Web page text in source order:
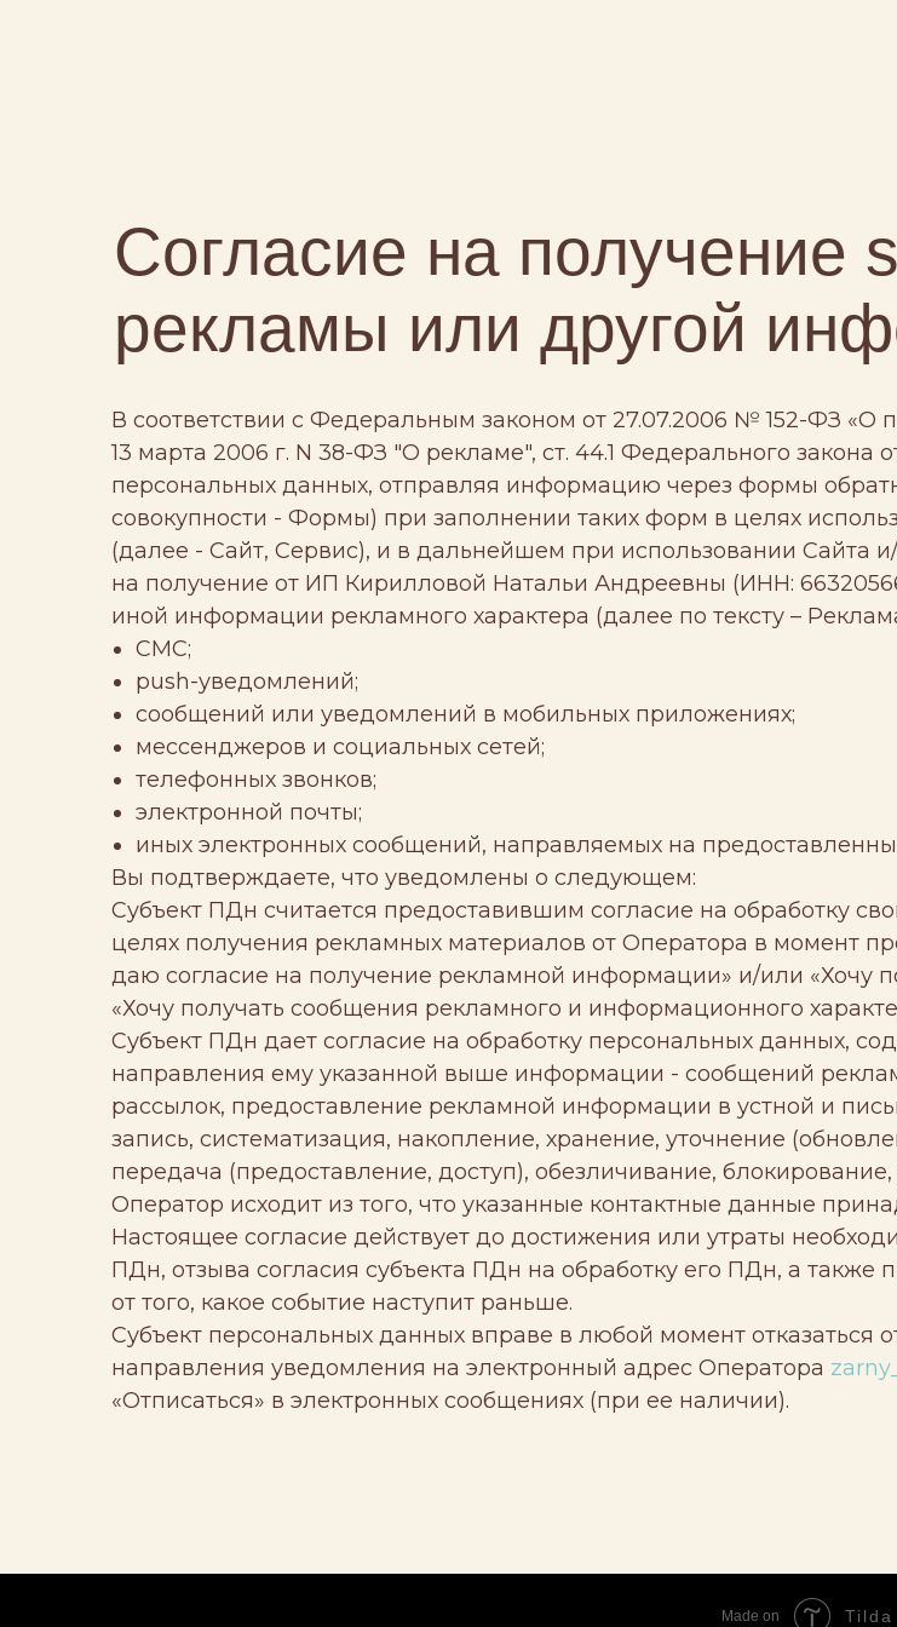
Согласие на получение
рекламы или другой
В соответствии с Федеральным законом от 27.07.2006 № 152-ФЗ «О
13 марта 2006 г. N 38-ФЗ "О рекламе", ст. 44.1 Федерального закона
персональных данных, отправляя информацию через формы
совокупности - Формы) при заполнении таких форм в целях
(далее - Сайт, Сервис), и в дальнейшем при использовании Сайта
на получение от ИП Кирилловой Натальи Андреевны (ИНН:
иной информации рекламного характера (далее по тексту –
СМС;
push-уведомлений;
сообщений или уведомлений в мобильных приложениях;
мессенджеров и социальных сетей;
телефонных звонков;
электронной почты;
иных электронных сообщений, направляемых на
Вы подтверждаете, что уведомлены о следующем:
Субъект ПДн считается предоставившим согласие на обработку
целях получения рекламных материалов от Оператора в момент
даю согласие на получение рекламной информации» и/или «Хочу
«Хочу получать сообщения рекламного и информационного
Субъект ПДн дает согласие на обработку персональных данных,
направления ему указанной выше информации - сообщений
рассылок, предоставление рекламной информации в устной и
запись, систематизация, накопление, хранение, уточнение
передача (предоставление, доступ), обезличивание,
Оператор исходит из того, что указанные контактные данные
Настоящее согласие действует до достижения или утраты
ПДн, отзыва согласия субъекта ПДн на обработку его ПДн, а
от того, какое событие наступит раньше.
Субъект персональных данных вправе в любой момент отказаться
направления уведомления на электронный адрес Оператора
«Отписаться» в электронных сообщениях (при ее наличии).
Made on Tilda